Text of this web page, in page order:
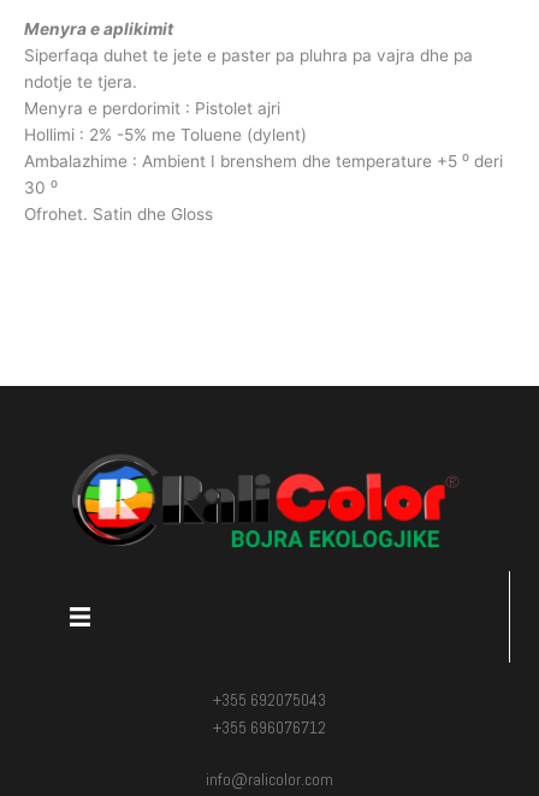
Menyra e aplikimit
Siperfaqa duhet te jete e paster pa pluhra pa vajra dhe pa
ndotje te tjera.
Menyra e perdorimit : Pistolet ajri
Hollimi : 2% -5% me Toluene (dylent)
Ambalazhime : Ambient I brenshem dhe temperature +5 ⁰ deri
30 ⁰
Ofrohet. Satin dhe Gloss
+355 692075043
+355 696076712
info@ralicolor.com